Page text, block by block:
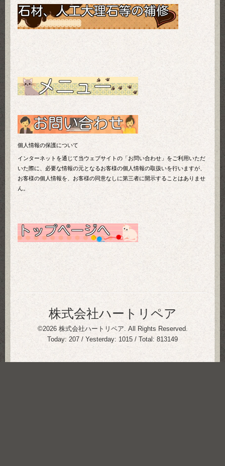
個人情報の保護について
インターネットを通じて当ウェブサイトの「お問い合わせ」をご利用いただ
いた際に、必要な情報の元となるお客様の個人情報の取扱いを行いますが、
お客様の個人情報を、お客様の同意なしに第三者に開示することはありませ
ん。
株式会社ハートリペア
©2026 株式会社ハートリペア . All Rights Reserved.
Today: 207 / Yesterday: 1015 / Total: 813149